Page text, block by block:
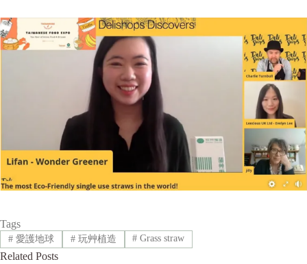
Tags
#愛護地球 #玩艸植造 # Grass straw
Related Posts